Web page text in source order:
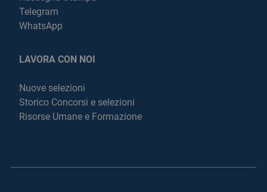
Telegram
WhatsApp
LAVORA CON NOI
Nuove selezioni
Storico Concorsi e selezioni
Risorse Umane e Formazione